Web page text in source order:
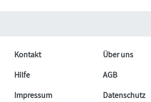
Kontakt
Über uns
Hilfe
AGB
Impressum
Datenschutz